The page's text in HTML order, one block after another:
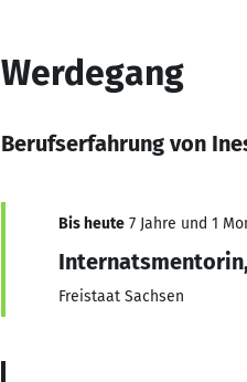
Werdegang
Berufserfahrung von
Bis heute 7 Jahre und 1
Freistaat Sachsen